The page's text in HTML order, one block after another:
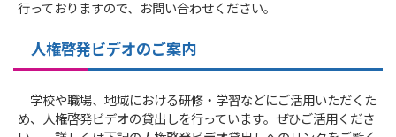
行っておりますので、お問い合わせください。
人権啓発ビデオのご案内
学校や職場、地域における研修・学習などにご活用いただくた
め、人権啓発ビデオの貸出しを行っています。ぜひご活用くださ